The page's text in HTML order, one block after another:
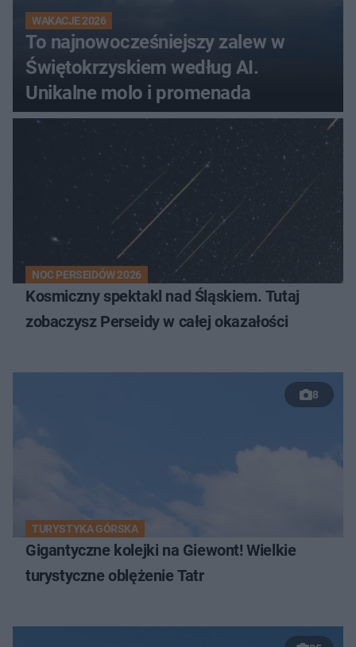
WAKACJE 2026
To najnowocześniejszy zalew w
Świętokrzyskiem według AI.
Unikalne molo i promenada
NOC PERSEIDÓW 2026
Kosmiczny spektakl nad Śląskiem. Tutaj
zobaczysz Perseidy w całej okazałości
8
TURYSTYKA GÓRSKA
Gigantyczne kolejki na Giewont! Wielkie
turystyczne oblężenie Tatr